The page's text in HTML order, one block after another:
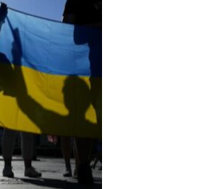
2026
+0,0041 ▲
+0,0077 ▲
+0,0023 ▲
+0,0041 ▲